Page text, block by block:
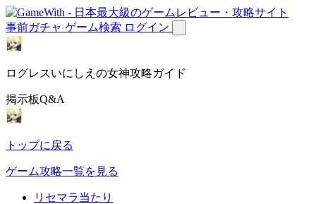
事前ガチャ ゲーム検索 ログイン
ログレスいにしえの女神攻略ガイド
掲示板Q&A
トップに戻る
ゲーム攻略一覧を見る
リセマラ当たり